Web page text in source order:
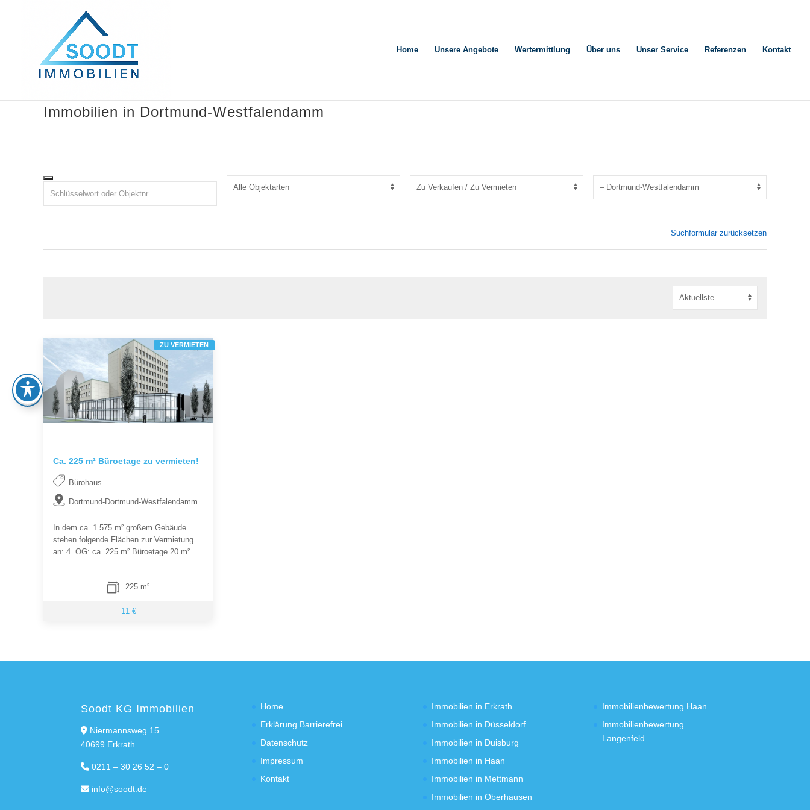
Home Unsere Angebote Wertermittlung Über uns Unser Service Referenzen Kontakt
Immobilien in Dortmund-Westfalendamm
Suchformular zurücksetzen
Ca. 225 m² Büroetage zu vermieten!
Bürohaus
Dortmund-Dortmund-Westfalendamm
In dem ca. 1.575 m² großem Gebäude
stehen folgende Flächen zur Vermietung
an: 4. OG: ca. 225 m² Büroetage 20 m²...
225 m²
11 €
ZU VERMIETEN
Soodt KG Immobilien
Niermannsweg 15
40699 Erkrath
0211 – 30 26 52 – 0
info@soodt.de
Home
Erklärung Barrierefrei
Datenschutz
Impressum
Kontakt
Immobilien in Erkrath
Immobilien in Düsseldorf
Immobilien in Duisburg
Immobilien in Haan
Immobilien in Mettmann
Immobilien in Oberhausen
Immobilienbewertung Haan
Immobilienbewertung
Langenfeld